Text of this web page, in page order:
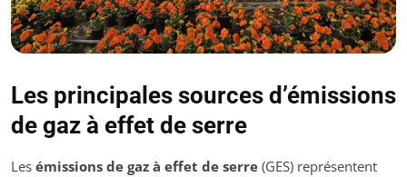
Les principales sources d’émissions
de gaz à effet de serre
Les émissions de gaz à effet de serre (GES) représentent